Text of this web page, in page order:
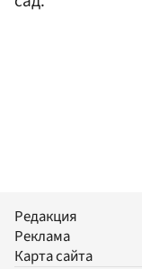
Редакция
Реклама
Карта сайта